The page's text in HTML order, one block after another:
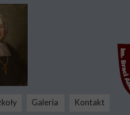
Galeria Kontakt